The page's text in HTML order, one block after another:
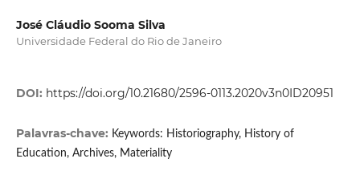
José Cláudio Sooma Silva
Universidade Federal do Rio de Janeiro
DOI: https://doi.org/10.21680/2596-0113.2020v3n0ID20951
Palavras-chave: Keywords: Historiography, History of
Education, Archives, Materiality